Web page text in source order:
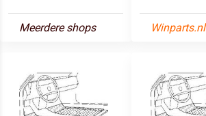
Meerdere shops Winparts.nl